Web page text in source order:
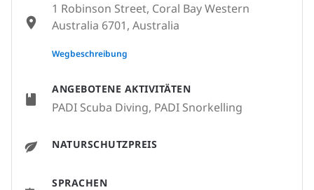
ANGEBOTENE AKTIVITÄTEN
PADI Scuba Diving, PADI Snorkelling
NATURSCHUTZPREIS
SPRACHEN
1 Robinson Street, Coral Bay Western
Australia 6701, Australia
None
Wegbeschreibung